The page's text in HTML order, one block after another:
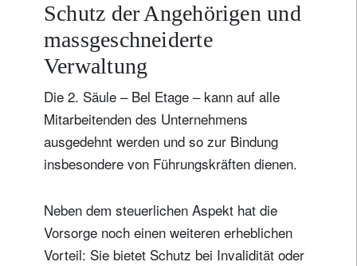
Schutz der Angehörigen und
massgeschneiderte
Verwaltung
Die 2. Säule – Bel Etage – kann auf alle
Mitarbeitenden des Unternehmens
ausgedehnt werden und so zur Bindung
insbesondere von Führungskräften dienen.
Neben dem steuerlichen Aspekt hat die
Vorsorge noch einen weiteren erheblichen
Vorteil: Sie bietet Schutz bei Invalidität oder